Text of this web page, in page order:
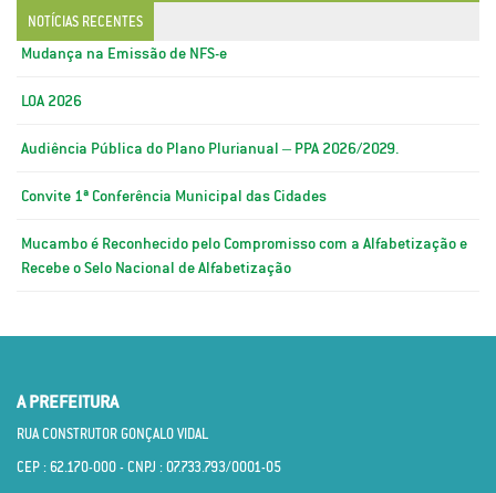
NOTÍCIAS RECENTES
Mudança na Emissão de NFS-e
LOA 2026
Audiência Pública do Plano Plurianual – PPA 2026/2029.
Convite 1ª Conferência Municipal das Cidades
Mucambo é Reconhecido pelo Compromisso com a Alfabetização e
Recebe o Selo Nacional de Alfabetização
A PREFEITURA
RUA CONSTRUTOR GONÇALO VIDAL
CEP : 62.170­-000 - CNPJ : 07.733.793/0001­-05